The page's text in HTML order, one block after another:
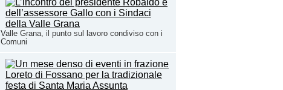
Valle Grana, il punto sul lavoro condiviso con i
Comuni